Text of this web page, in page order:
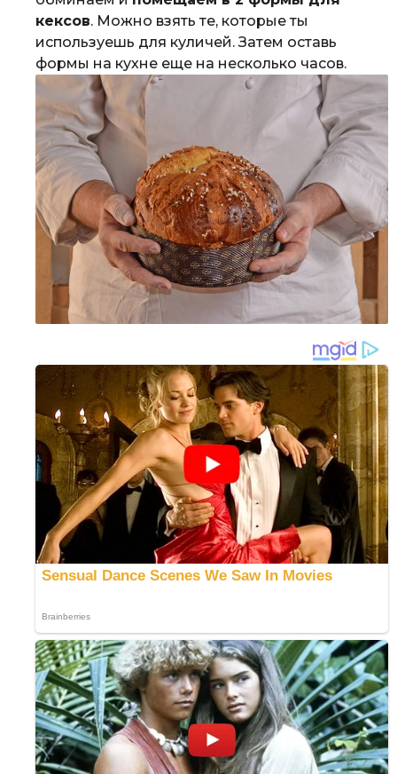
кексов. Можно взять те, которые ты
используешь для куличей. Затем оставь
формы на кухне еще на несколько часов.